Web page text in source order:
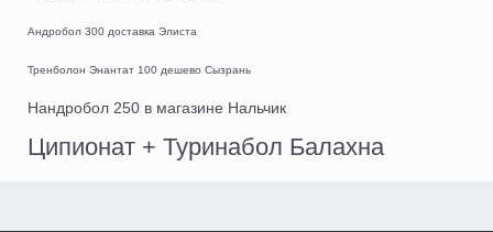
Андробол 300 доставка Элиста
Тренболон Энантат 100 дешево Сызрань
Нандробол 250 в магазине Нальчик
Ципионат + Туринабол Балахна